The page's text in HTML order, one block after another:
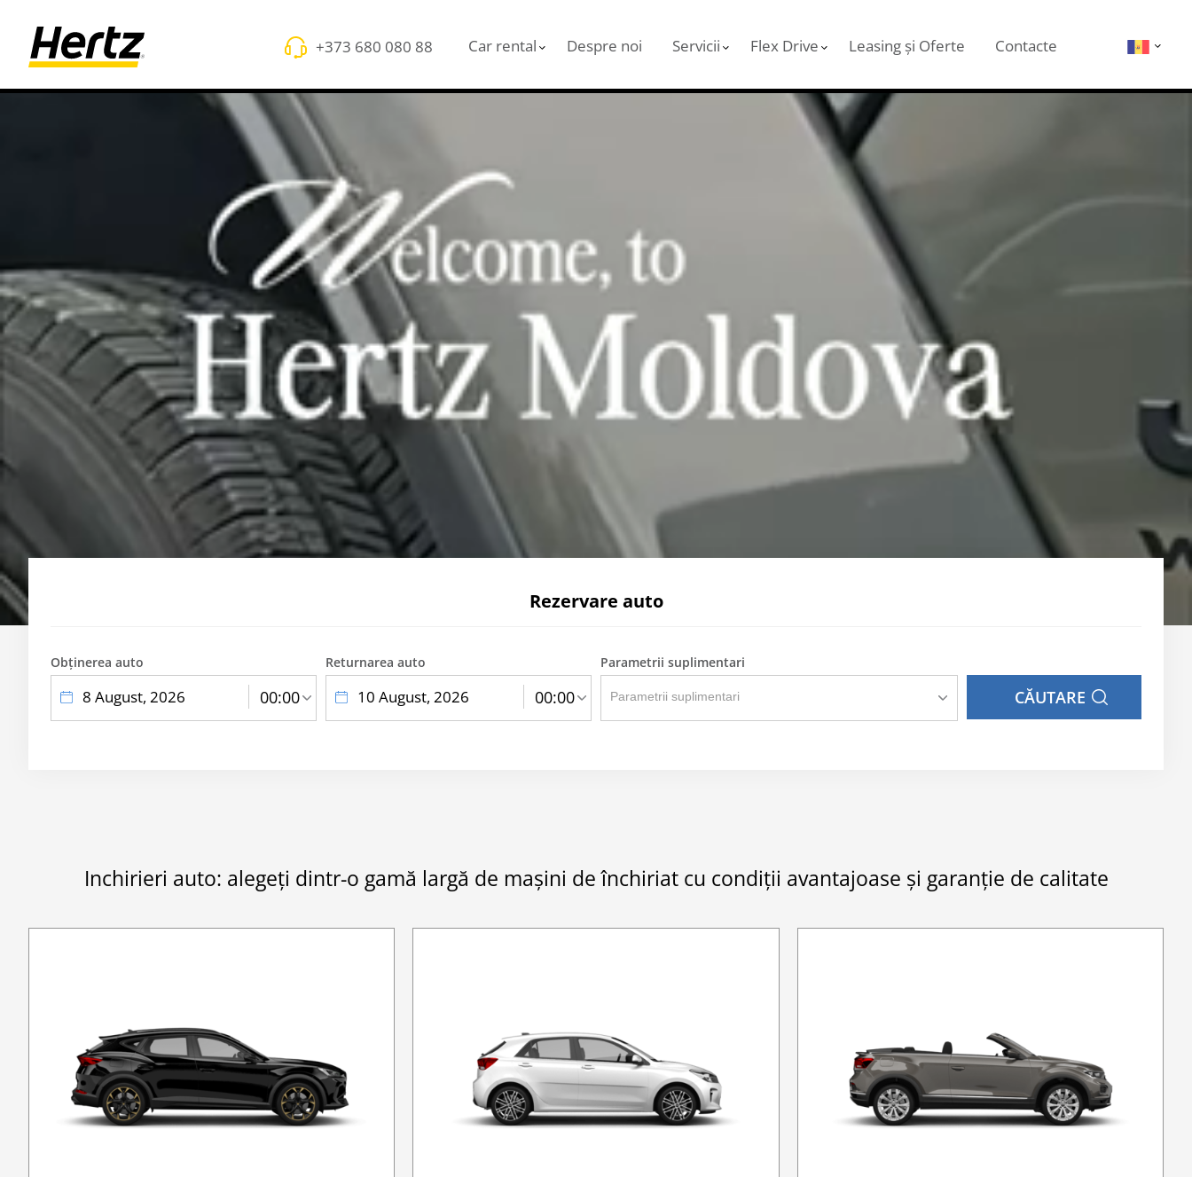
+373 680 080 88 Car rental Despre noi Servicii Flex Drive Leasing și Oferte Contacte
Rezervare auto
Obținerea auto
text
text
00:00
Returnarea auto
text
text
00:00
Parametrii suplimentari
CĂUTARE
Inchirieri auto: alegeți dintr-o gamă largă de mașini de închiriat cu condiții avantajoase și garanție de calitate